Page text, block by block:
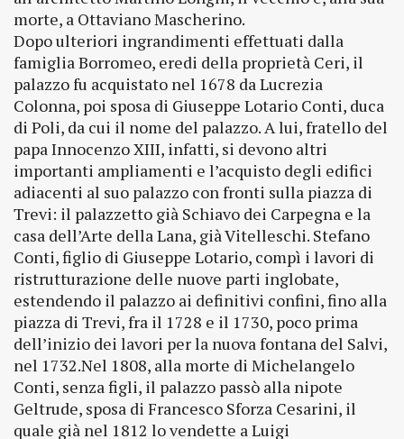
morte, a Ottaviano Mascherino.
Dopo ulteriori ingrandimenti effettuati dalla
famiglia Borromeo, eredi della proprietà Ceri, il
palazzo fu acquistato nel 1678 da Lucrezia
Colonna, poi sposa di Giuseppe Lotario Conti, duca
di Poli, da cui il nome del palazzo. A lui, fratello del
papa Innocenzo XIII, infatti, si devono altri
importanti ampliamenti e l’acquisto degli edifici
adiacenti al suo palazzo con fronti sulla piazza di
Trevi: il palazzetto già Schiavo dei Carpegna e la
casa dell’Arte della Lana, già Vitelleschi. Stefano
Conti, figlio di Giuseppe Lotario, compì i lavori di
ristrutturazione delle nuove parti inglobate,
estendendo il palazzo ai definitivi confini, fino alla
piazza di Trevi, fra il 1728 e il 1730, poco prima
dell’inizio dei lavori per la nuova fontana del Salvi,
nel 1732.Nel 1808, alla morte di Michelangelo
Conti, senza figli, il palazzo passò alla nipote
Geltrude, sposa di Francesco Sforza Cesarini, il
quale già nel 1812 lo vendette a Luigi